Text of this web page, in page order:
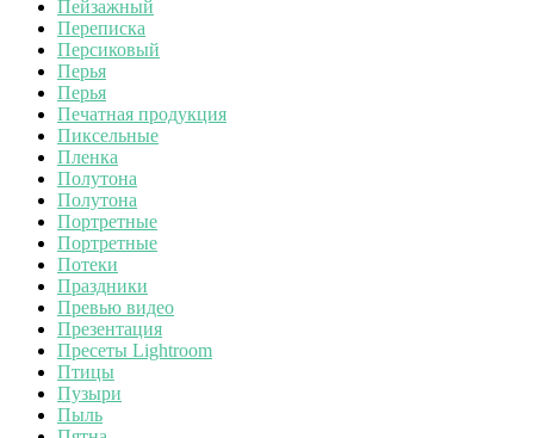
Пейзажный
Переписка
Персиковый
Перья
Перья
Печатная продукция
Пиксельные
Пленка
Полутона
Полутона
Портретные
Портретные
Потеки
Праздники
Превью видео
Презентация
Пресеты Lightroom
Птицы
Пузыри
Пыль